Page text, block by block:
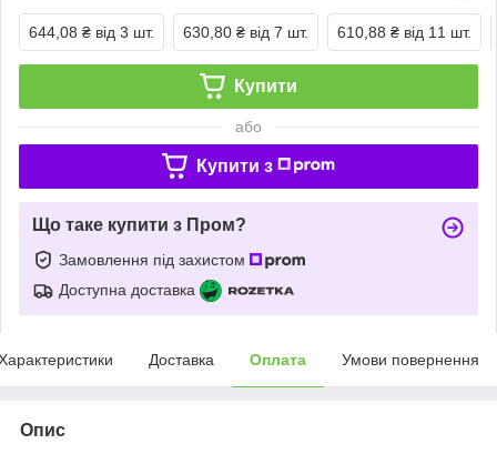
644,08 ₴ від 3 шт. 630,80 ₴ від 7 шт. 610,88 ₴ від 11 шт.
Купити
або
Купити з
Що таке купити з Пром?
Замовлення під захистом
Доступна доставка
Доставка Оплата Умови повернення
Опис